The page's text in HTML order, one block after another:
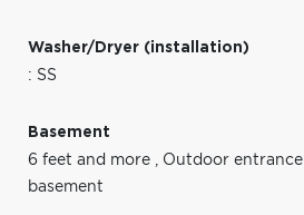
Washer/Dryer (installation)
: SS
Basement
6 feet and more , Outdoor entrance
basement